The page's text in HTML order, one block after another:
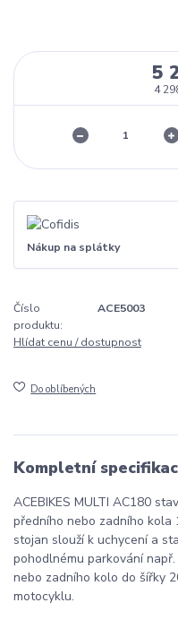
5
4
Nákup na splátky
Číslo
produktu:
ACE5003
Hlídat cenu / dostupnost
Do oblíbených
Kompletní
ACEBIKES MULTI AC180
předního nebo zadního
stojan slouží k uchycení a
pohodlnému parkování
nebo zadního kolo do šířky
motocyklu.